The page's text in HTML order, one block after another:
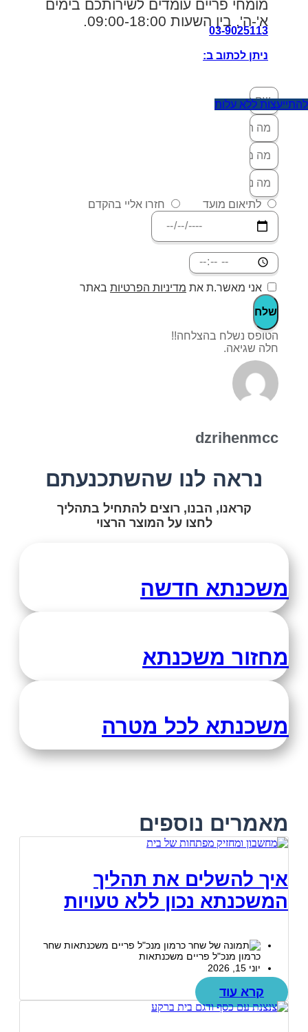
להתייעצות ללא עלות
מומחי פריים עומדים לשירותכם בימים
א'-ה', בין השעות 09:00-18:00.
03-9025113
ניתן לכתוב ב:
לתיאום מועד חזרו אליי בהקדם
אני מאשר.ת את מדיניות הפרטיות באתר
שלח
הטופס נשלח בהצלחה!!
חלה שגיאה.
dzrihenmcc
נראה לנו שהשתכנעתם
קראנו, הבנו, רוצים להתחיל בתהליך
לחצו על המוצר הרצוי
משכנתא חדשה
מחזור משכנתא
משכנתא לכל מטרה
מאמרים נוספים
איך להשלים את תהליך
המשכנתא נכון ללא טעויות
שחר
כרמון מנכ"ל פריים משכנתאות
יוני 15, 2026
קרא עוד